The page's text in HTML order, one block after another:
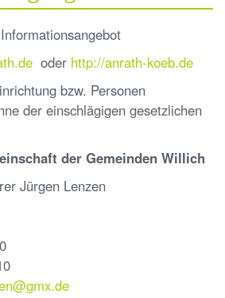
oder http://anrath-koeb.de
bzw. Personen
der einschlägigen gesetzlichen
der Gemeinden Willich
Jürgen Lenzen